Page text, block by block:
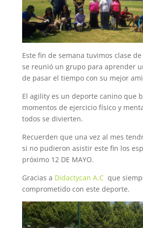
Este fin de semana tuvimos clase de
se reunió un grupo para aprender
de pasar el tiempo con su mejor
El agility es un deporte canino que
momentos de ejercicio físico y
todos se divierten.
Recuerden que una vez al mes
si no pudieron asistir este fin los
próximo 12 DE MAYO.
Gracias a Didactycan A.Cque
comprometido con este deporte.